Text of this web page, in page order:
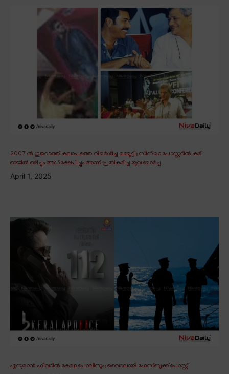
2007 ൽ ഗുജറാത്ത് കലാപത്തെ വിമർശിച്ച മമ്മൂട്ടി; സിനിമാ പോസ്റ്ററിൽ കരി
ഓയിൽ ഒഴിച്ചും അധിക്ഷേപിച്ചും അന്ന് പ്രതികരിച്ച യുവ മോർച്ച
April 1, 2025
എമ്പുരാൻ ഫീവറിൽ കേരള പോലീസും; വൈറലായി ഫേസ്ബുക്ക് പോസ്റ്റ്